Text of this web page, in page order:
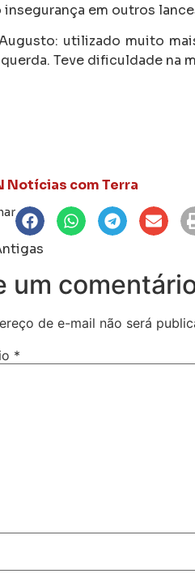
em outros
utilizado muito
Teve dificuldade na
Notícias com Terra
um
de e-mail não será
*